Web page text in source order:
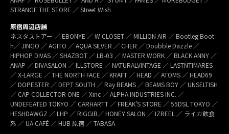
STRANGE THE STORE ／ Street Wish
原宿周辺店舗
ネスタストアー ／ EBONYE ／ W CLOSET ／ MILLION AIR ／ Bootleg Boot
h／ JINGO ／ AGITO ／ AQUA SILVER ／ CHER ／ Doubble Dazzle ／
HIPHOP DIVAS ／ SHAZBOT ／ LB-03 ／ MASTER WORK ／ BLACK ANNY ／
ANAP ／ DIVASALON ／ ILLSTORE ／ NATURALVINTAGE ／ LASTNTIMARES
／ X-LARGE ／ THE NORTH FACE ／ KRAFT ／ HEAD ／ ATOMS ／ HEAD69
／ DOPESTER ／ DEPT SOUTH ／ Ray BEAMS ／ BEAMS BOY ／ UNSELTISH
／ CAP COLLECTOR ONE ／ Xinc ／ ALPHA INDUSTRIES INC. ／
UNDEFEATED TOKYO ／ CARHARTT ／ FREAK’S STORE ／ 55DSL TOKYO ／
HESHDAWGZ ／ LHP ／ RIGGIB／ HONEY SALON ／ IZREEL ／ ライカ飲食
系 ／ UA CAFÉ ／ HUB 原宿 ／ TABASA